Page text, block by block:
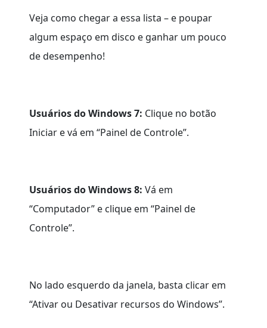
Veja como chegar a essa lista – e poupar
algum espaço em disco e ganhar um pouco
de desempenho!
Usuários do Windows 7: Clique no botão
Iniciar e vá em “Painel de Controle”.
Usuários do Windows 8: Vá em
“Computador” e clique em “Painel de
Controle”.
No lado esquerdo da janela, basta clicar em
“Ativar ou Desativar recursos do Windows”.